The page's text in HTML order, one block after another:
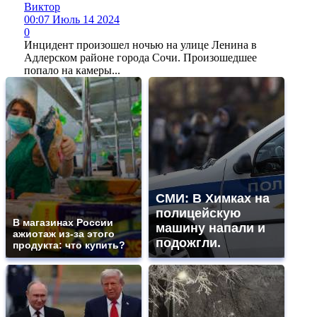
Виктор
00:07 Июль 14 2024
0
Инцидент произошел ночью на улице Ленина в
Адлерском районе города Сочи. Произошедшее
попало на камеры...
В магазинах России
ажиотаж из-за этого
продукта: что купить?
СМИ: В Химках на
полицейскую
машину напали и
подожгли.